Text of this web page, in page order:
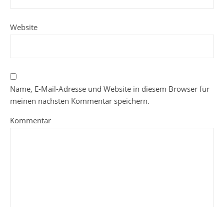
Website
Name, E-Mail-Adresse und Website in diesem Browser für
meinen nächsten Kommentar speichern.
Kommentar